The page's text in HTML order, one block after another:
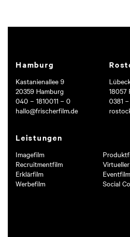
Hamburg
Kastanienallee 9
20359 Hamburg
040 – 1810011 – 0
hallo@frischerfilm.de
18057
0381
Leistungen
Imagefilm
Recruitmentfilm
Erklärfilm
Werbefilm
Eventfilm
Social
Was müssen wir wissen? Hier bitte
Projekt.
Ich stimme den
Deine Daten werden selbstverständlich
dich zu diesem Zweck zu kontaktieren. Details
Datenschutzbestimmungen